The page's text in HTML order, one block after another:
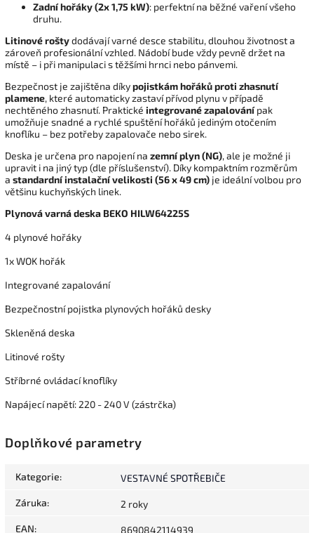
Zadní hořáky (2x 1,75 kW): perfektní na běžné vaření všeho
druhu.
Litinové roštydodávají varné desce stabilitu, dlouhou životnost a
zároveň profesionální vzhled. Nádobí bude vždy pevně držet na
místě – i při manipulaci s těžšími hrnci nebo pánvemi.
Bezpečnost je zajištěna díkypojistkám hořáků proti zhasnutí
plamene, které automaticky zastaví přívod plynu v případě
nechtěného zhasnutí. Praktické integrované zapalování pak
umožňuje snadné a rychlé spuštění hořáků jediným otočením
knoflíku – bez potřeby zapalovače nebo sirek.
Deska je určena pro napojení na zemní plyn (NG), ale je možné ji
upravit i na jiný typ (dle příslušenství). Díky kompaktním rozměrům
a standardní instalační velikosti (56 x 49 cm) je ideální volbou pro
většinu kuchyňských linek.
Plynová varná deska BEKO HILW64225S
4 plynové hořáky
1x WOK hořák
Integrované zapalování
Bezpečnostní pojistka plynových hořáků desky
Skleněná deska
Litinové rošty
Stříbrné ovládací knoflíky
Napájecí napětí: 220 - 240 V (zástrčka)
Doplňkové parametry
Kategorie: VESTAVNÉ SPOTŘEBIČE
Záruka: 2 roky
EAN: 8690842114939